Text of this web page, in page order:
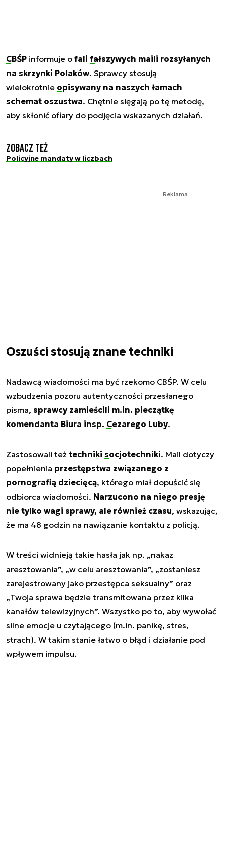
CBŚP informuje o fali fałszywych maili rozsyłanych
na skrzynki Polaków. Sprawcy stosują
wielokrotnie opisywany na naszych łamach
schemat oszustwa. Chętnie sięgają po tę metodę,
aby skłonić ofiary do podjęcia wskazanych działań.
Zobacz też
Policyjne mandaty w liczbach
Reklama
Oszuści stosują znane techniki
Nadawcą wiadomości ma być rzekomo CBŚP. W celu
wzbudzenia pozoru autentyczności przesłanego
pisma, sprawcy zamieścili m.in. pieczątkę
komendanta Biura insp. Cezarego Luby.
Zastosowali też techniki socjotechniki. Mail dotyczy
popełnienia przestępstwa związanego z
pornografią dziecięcą, którego miał dopuścić się
odbiorca wiadomości. Narzucono na niego presję
nie tylko wagi sprawy, ale również czasu, wskazując,
że ma 48 godzin na nawiązanie kontaktu z policją.
W treści widnieją takie hasła jak np. „nakaz
aresztowania”, „w celu aresztowania”, „zostaniesz
zarejestrowany jako przestępca seksualny” oraz
„Twoja sprawa będzie transmitowana przez kilka
kanałów telewizyjnych”. Wszystko po to, aby wywołać
silne emocje u czytającego (m.in. panikę, stres,
strach). W takim stanie łatwo o błąd i działanie pod
wpływem impulsu.